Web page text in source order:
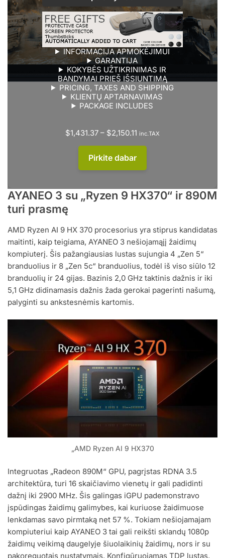
INFORMACIJA APMOKĖJIMUI
GARANTIJA
KOKYBĖS UŽTIKRINIMAS IR
BANDYMAI PRIEŠ IŠSIUNTIMĄ
PRICING, TAXES AND SHIPPING
KLIENTŲ APTARNAVIMAS
PACKAGE INCLUDES
$1,431.37 – $2,150.11 inc.TAX
Pirkite dabar
AYANEO 3 su „Ryzen 9 HX370“ ir 890M
turi prasmę
AMD Ryzen AI 9 HX 370 procesorius yra stiprus kandidatas
maitinti, kaip teigiama, AYANEO 3 nešiojamąjį žaidimų
kompiuterį. Šis pažangiausias lustas sujungia 4 „Zen 5“
branduolius ir 8 „Zen 5c“ branduolius, todėl iš viso siūlo 12
branduolių ir 24 gijas. Bazinis 2,0 GHz taktinis dažnis ir iki
5,1 GHz didinamasis dažnis žada gerokai pagerinti našumą,
palyginti su ankstesnėmis kartomis.
„AMD Ryzen AI 9 HX370
Integruotas „Radeon 890M“ GPU, pagrįstas RDNA 3.5
architektūra, turi 16 skaičiavimo vienetų ir gali padidinti
dažnį iki 2900 MHz. Šis galingas iGPU pademonstravo
įspūdingas žaidimų galimybes, kai kuriuose žaidimuose
lenkdamas savo pirmtaką net 57 %. Tokiam nešiojamajam
kompiuteriui kaip AYANEO 3 tai gali reikšti sklandų 1080p
žaidimų veikimą daugelyje šiuolaikinių žaidimų, nors ir su
pakoreguotais nustatymais. Konfigūruojamas TDP lustas,